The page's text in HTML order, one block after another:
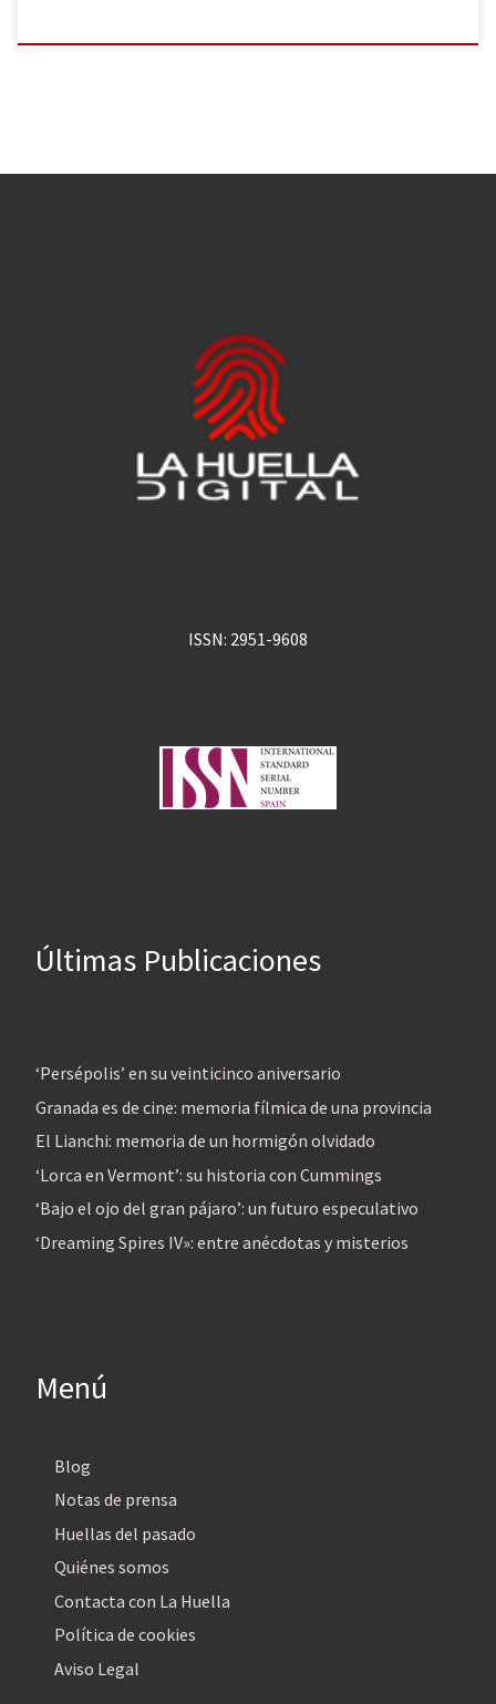
ISSN: 2951-9608
Últimas Publicaciones
‘Persépolis’ en su veinticinco aniversario
Granada es de cine: memoria fílmica de una provincia
El Lianchi: memoria de un hormigón olvidado
‘Lorca en Vermont’: su historia con Cummings
‘Bajo el ojo del gran pájaro’: un futuro especulativo
‘Dreaming Spires IV»: entre anécdotas y misterios
Menú
Blog
Notas de prensa
Huellas del pasado
Quiénes somos
Contacta con La Huella
Política de cookies
Aviso Legal